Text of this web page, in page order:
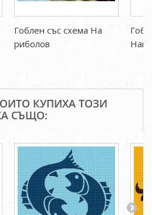
Гоблен със схема На
риболов
КУПИХА ТОЗИ
СЪЩО: